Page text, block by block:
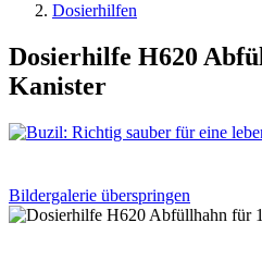
Dosierhilfen
Dosierhilfe H620
Kanister
Bildergalerie überspringen